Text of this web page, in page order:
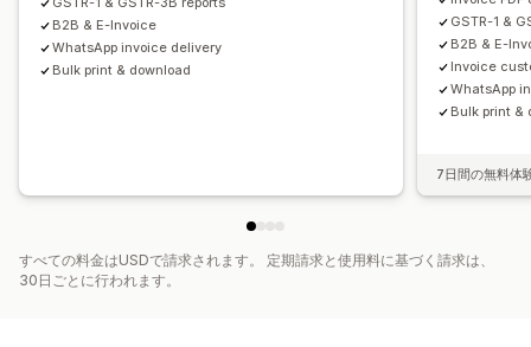
B2B & E-Invoice
WhatsApp invoice delivery
Bulk print & download
GSTR-1 &
B2B & E-
Invoice
WhatsApp
Bulk print &
7日間の無料体
すべての料金はUSDで請求されます。 定期請求と使用料に基づく請求は、
30日ごとに行われます。